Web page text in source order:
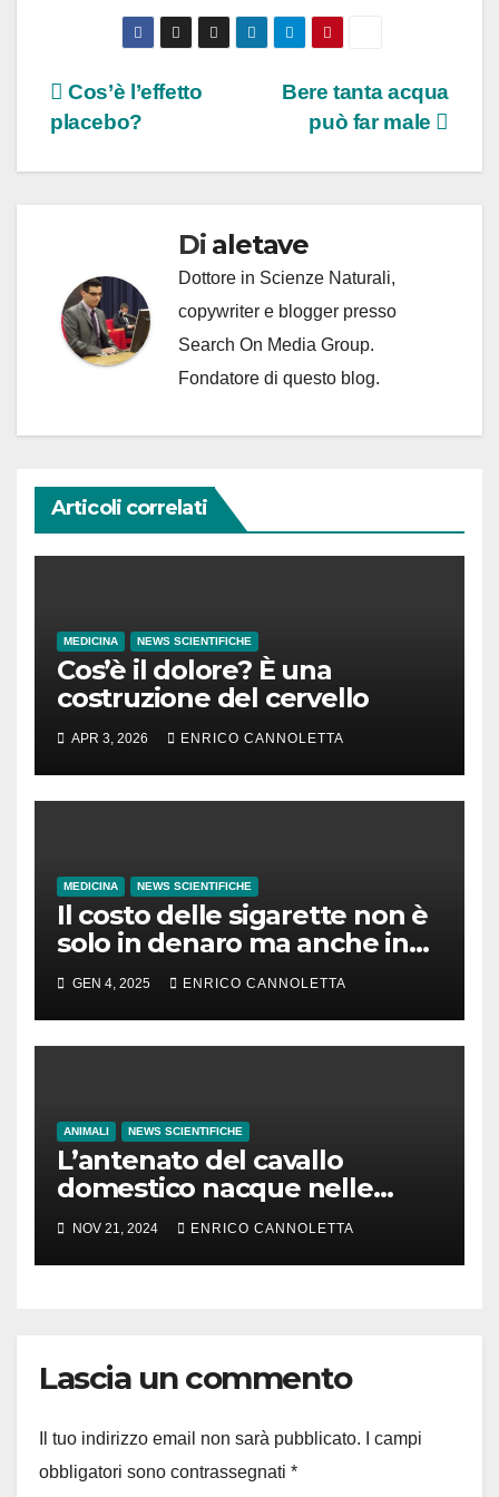
Navigazione
articoli
Bere tanta acqua
può far male
Cos’è l’effetto
placebo?
Di aletave
Dottore in Scienze Naturali,
copywriter e blogger presso
Search On Media Group.
Fondatore di questo blog.
Articoli correlati
MEDICINA NEWS SCIENTIFICHE
Cos’è il dolore? È una
costruzione del cervello
APR 3, 2026 ENRICO CANNOLETTA
MEDICINA NEWS SCIENTIFICHE
Il costo delle sigarette non è
solo in denaro ma anche in
tempo di vita
GEN 4, 2025 ENRICO CANNOLETTA
ANIMALI NEWS SCIENTIFICHE
L’antenato del cavallo
domestico nacque nelle
steppe del Mar Nero
NOV 21, 2024 ENRICO CANNOLETTA
Lascia un commento
Il tuo indirizzo email non sarà pubblicato.
I campi
obbligatori sono contrassegnati *